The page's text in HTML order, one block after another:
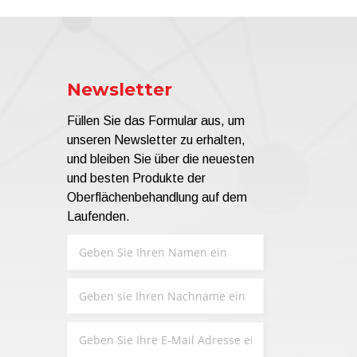
Newsletter
Füllen Sie das Formular aus, um
unseren Newsletter zu erhalten,
und bleiben Sie über die neuesten
und besten Produkte der
Oberflächenbehandlung auf dem
Laufenden.